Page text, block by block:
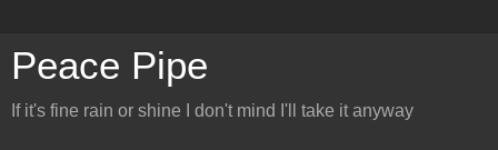
Peace Pipe
If it's fine rain or shine I don't mind I'll take it anyway